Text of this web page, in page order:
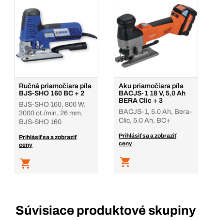
Ručná priamočiara píla
BJS-SHO 160 BC + 2
BJS-SHO 160, 800 W,
3000 ot./min, 26 mm,
BJS-SHO 160
Prihlásiť sa a zobraziť
ceny
Aku priamočiara píla
BACJS-1 18 V, 5,0 Ah
BERA Clic + 3
BACJS-1, 5.0 Ah, Bera-
Clic, 5.0 Ah, BC+
Prihlásiť sa a zobraziť
ceny
Súvisiace produktové skupiny